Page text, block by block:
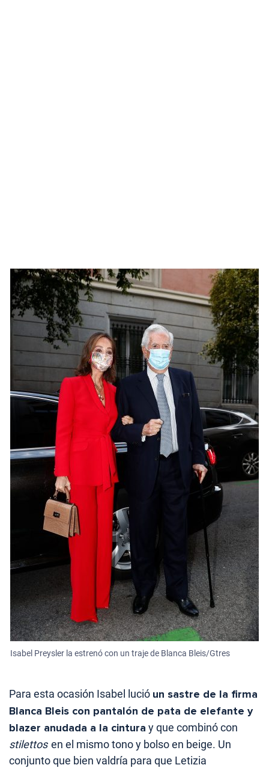
Isabel Preysler la estrenó con un traje de Blanca Bleis/Gtres
Para esta ocasión Isabel lució un sastre de la firma
Blanca Bleis con pantalón de pata de elefante y
blazer anudada a la cintura y que combinó con
stilettos en el mismo tono y bolso en beige. Un
conjunto que bien valdría para que Letizia